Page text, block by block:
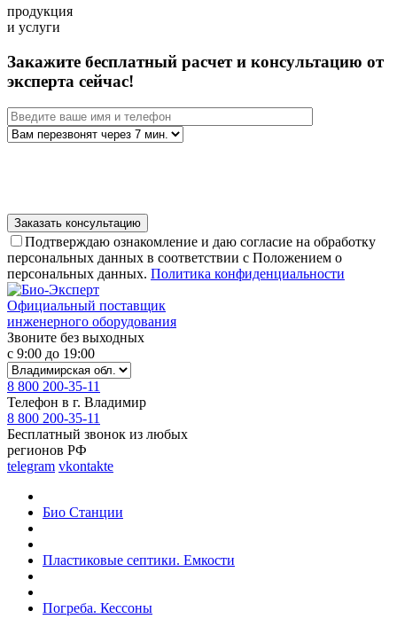
продукция
и услуги
Закажите бесплатный расчет и консультацию от
эксперта сейчас!
Подтверждаю ознакомление и даю согласие на обработку
персональных данных в соответствии с Положением о
персональных данных. Политика конфиденциальности
Официальный поставщик
инженерного оборудования
Звоните без выходных
с 9:00 до 19:00
8 800 200-35-11
Телефон в г. Владимир
8 800 200-35-11
Бесплатный звонок из любых
регионов РФ
telegram vkontakte
Био Станции
Пластиковые септики. Емкости
Погреба. Кессоны